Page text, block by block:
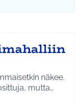
näkee.
mutta…